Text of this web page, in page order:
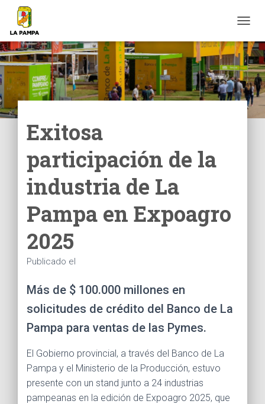
A
M
B
I
A
R
M
O
Exitosa
participación de la
industria de La
Pampa en Expoagro
2025
Publicado el
Más de $ 100.000 millones en
solicitudes de crédito del Banco de La
Pampa para ventas de las Pymes.
El Gobierno provincial, a través del Banco de La
Pampa y el Ministerio de la Producción, estuvo
presente con un stand junto a 24 industrias
pampeanas en la edición de Expoagro 2025, que